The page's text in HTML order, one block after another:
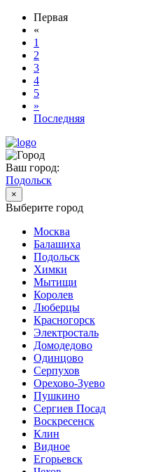
Первая
«
1
2
3
4
5
»
Последняя
Ваш город:
Подольск
×
Выберите город
Москва
Балашиха
Подольск
Химки
Мытищи
Королев
Люберцы
Красногорск
Электросталь
Домодедово
Одинцово
Серпухов
Орехово-Зуево
Пушкино
Сергиев Посад
Воскресенск
Клин
Видное
Егорьевск